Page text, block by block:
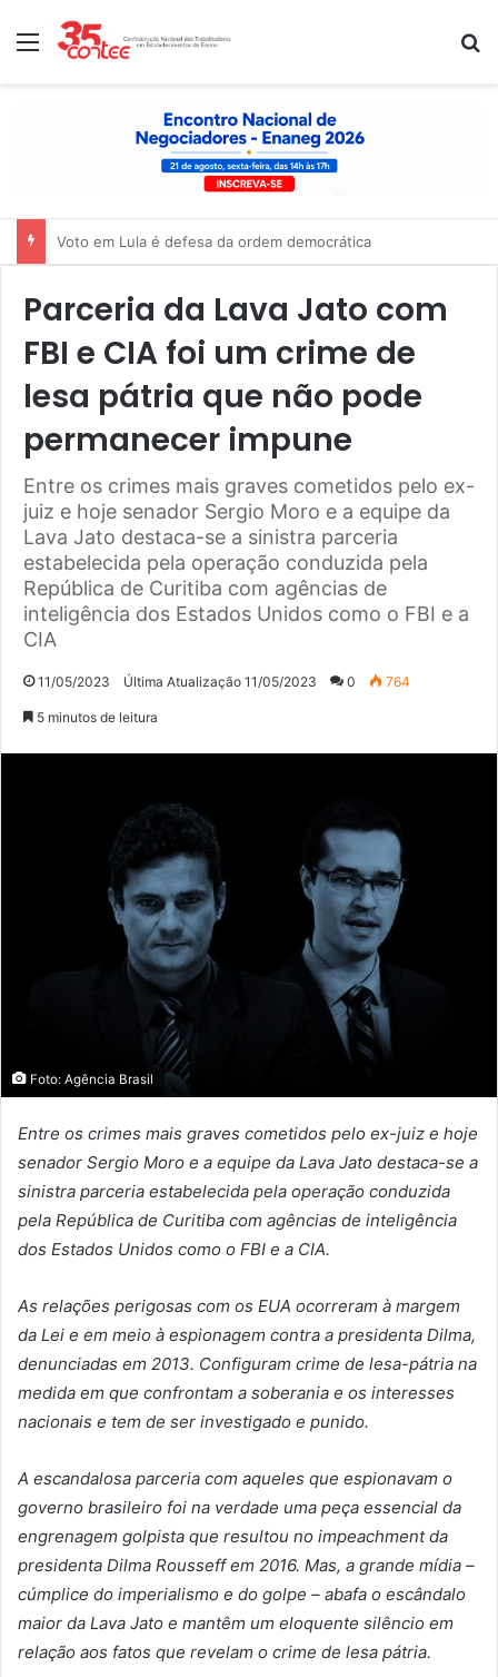
Menu
Nota de solidariedade ao povo venezuelano
Parceria da Lava Jato com
FBI e CIA foi um crime de
lesa pátria que não pode
permanecer impune
Entre os crimes mais graves cometidos pelo ex-
juiz e hoje senador Sergio Moro e a equipe da
Lava Jato destaca-se a sinistra parceria
estabelecida pela operação conduzida pela
República de Curitiba com agências de
inteligência dos Estados Unidos como o FBI e a
CIA
11/05/2023 Última Atualização 11/05/2023 0 764
5 minutos de leitura
Foto: Agência Brasil
Entre os crimes mais graves cometidos pelo ex-juiz e hoje
senador Sergio Moro e a equipe da Lava Jato destaca-se a
sinistra parceria estabelecida pela operação conduzida
pela República de Curitiba com agências de inteligência
dos Estados Unidos como o FBI e a CIA.
As relações perigosas com os EUA ocorreram à margem
da Lei e em meio à espionagem contra a presidenta Dilma,
denunciadas em 2013. Configuram crime de lesa-pátria na
medida em que confrontam a soberania e os interesses
nacionais e tem de ser investigado e punido.
A escandalosa parceria com aqueles que espionavam o
governo brasileiro foi na verdade uma peça essencial da
engrenagem golpista que resultou no impeachment da
presidenta Dilma Rousseff em 2016. Mas, a grande mídia –
cúmplice do imperialismo e do golpe – abafa o escândalo
maior da Lava Jato e mantêm um eloquente silêncio em
relação aos fatos que revelam o crime de lesa pátria.